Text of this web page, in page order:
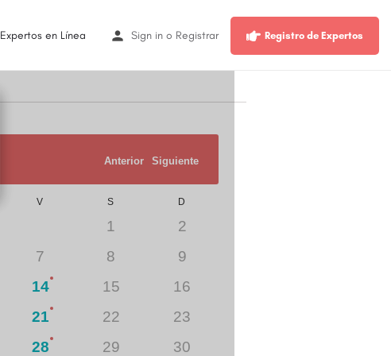
Expertos en Línea Sign in o Registrar Registro de Expertos
Anterior Siguiente
V S D
1
2
7 8
9
14 15
16
21 22
23
28 29 30